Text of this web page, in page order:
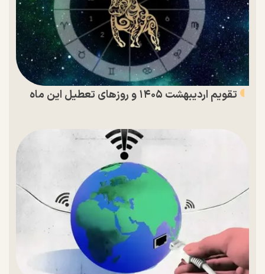
تقویم اردیبهشت ۱۴۰۵ و روز‌های تعطیل این ماه